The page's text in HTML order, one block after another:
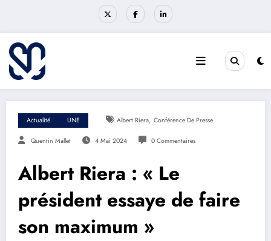
Actualité UNE Albert Riera, Conférence De Presse
Quentin Mallet 4 Mai 2024 0 Commentaires
Albert Riera : « Le
président essaye de faire
son maximum »